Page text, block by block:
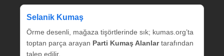
Selanik Kumaş
Örme desenli, mağaza tişörtlerinde sık; kumas.org’ta
toptan parça arayan Parti Kumaş Alanlartarafından
talep edilir.